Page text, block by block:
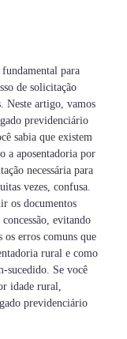
para
de solicitação
Neste artigo, vamos
previdenciário
sabia que existem
a aposentadoria por
necessária para
vezes, confusa.
os documentos
evitando
os erros comuns que
rural e como
sucedido. Se você
idade rural,
previdenciário